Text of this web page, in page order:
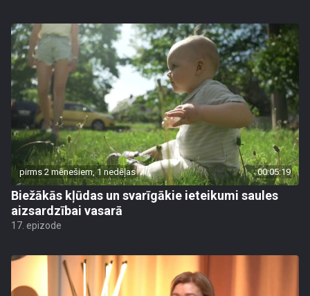
pirms 2 mēnešiem, 1 nedēļas 00:05:19
Biežākās kļūdas un svarīgākie ieteikumi saules
aizsardzībai vasarā
17. epizode